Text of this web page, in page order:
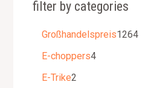
filter by categories
Großhandelspreis1264
E-choppers4
E-Trike2